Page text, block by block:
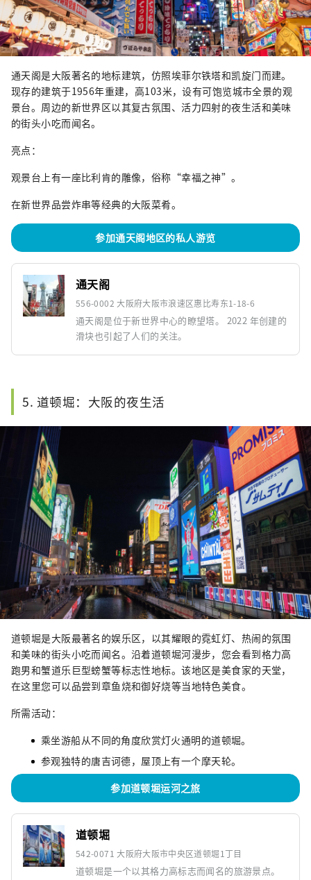
通天阁是大阪著名的地标建筑，仿照埃菲尔铁塔和凯旋门而建。
现存的建筑于1956年重建，高103米，设有可饱览城市全景的观
景台。周边的新世界区以其复古氛围、活力四射的夜生活和美味
的街头小吃而闻名。
亮点：
观景台上有一座比利肯的雕像，俗称“幸福之神”。
在新世界品尝炸串等经典的大阪菜肴。
参加通天阁地区的私人游览
通天阁
556-0002 大阪府大阪市浪速区惠比寿东1-18-6
通天阁是位于新世界中心的瞭望塔。 2022 年创建的
滑块也引起了人们的关注。
5. 道顿堀：大阪的夜生活
道顿堀是大阪最著名的娱乐区，以其耀眼的霓虹灯、热闹的氛围
和美味的街头小吃而闻名。沿着道顿堀河漫步，您会看到格力高
跑男和蟹道乐巨型螃蟹等标志性地标。该地区是美食家的天堂，
在这里您可以品尝到章鱼烧和御好烧等当地特色美食。
所需活动：
乘坐游船从不同的角度欣赏灯火通明的道顿堀。
参观独特的唐吉诃德，屋顶上有一个摩天轮。
参加道顿堀运河之旅
道顿堀
542-0071 大阪府大阪市中央区道顿堀1丁目
道顿堀是一个以其格力高标志而闻名的旅游景点。